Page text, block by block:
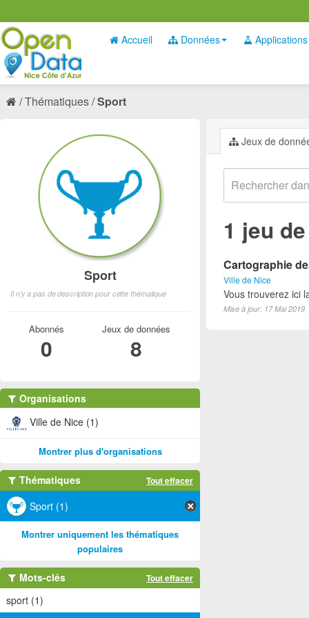
Accueil Données Applications
Thématiques Sport
Jeux de
1 jeu
Cartographie
Ville de Nice
Vous trouverez ici
Mise à jour: 17 Mai 2019
Sport
Il n'y a pas de description pour cette thématique
Abonnés
0
Jeux de données
8
Organisations
Ville de Nice (1)
Montrer plus d'organisations
Thématiques Tout effacer
Sport (1)
Montrer uniquement les thématiques
populaires
Mots-clés Tout effacer
sport (1)